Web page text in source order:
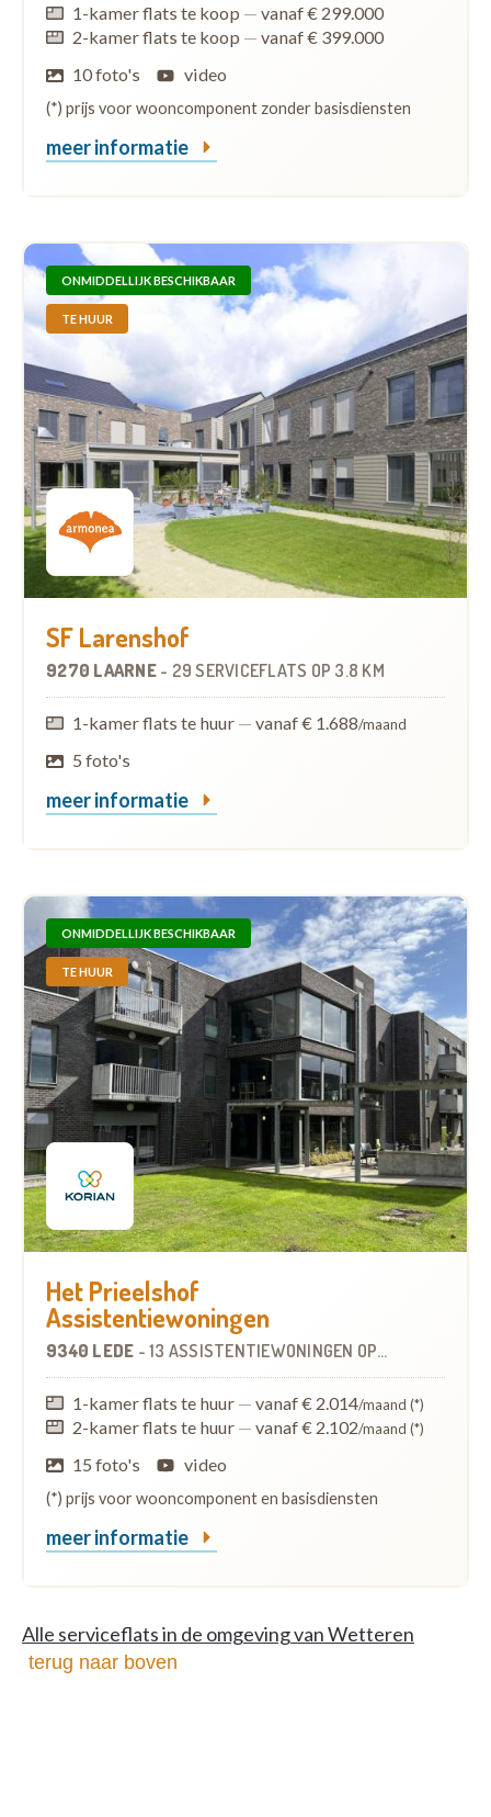
1-kamer flats te koop — vanaf € 299.000
2-kamer flats te koop — vanaf € 399.000
10 foto's
video
(*) prijs voor wooncomponent zonder basisdiensten
meer informatie
ONMIDDELLIJK BESCHIKBAAR
TE HUUR
SF Larenshof
9270 LAARNE - 29 SERVICEFLATS OP 3.8 KM
1-kamer flats te huur — vanaf € 1.688/maand
5 foto's
meer informatie
ONMIDDELLIJK BESCHIKBAAR
TE HUUR
Het Prieelshof
Assistentiewoningen
9340 LEDE - 13 ASSISTENTIEWONINGEN OP 4.9 KM
1-kamer flats te huur — vanaf € 2.014/maand (*)
2-kamer flats te huur — vanaf € 2.102/maand (*)
15 foto's video
(*) prijs voor wooncomponent en basisdiensten
meer informatie
Alle serviceflats in de omgeving van Wetteren
terug naar boven